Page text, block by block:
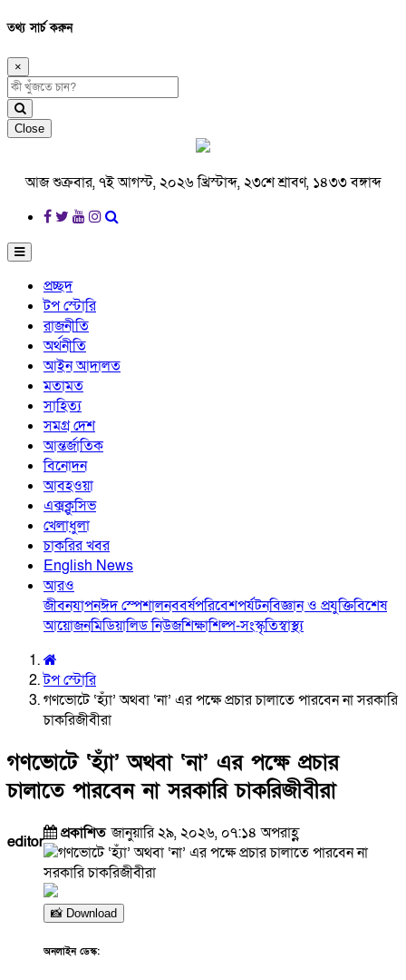
তথ্য সার্চ করুন
×
Close
আজ শুক্রবার, ৭ই আগস্ট, ২০২৬ খ্রিস্টাব্দ, ২৩শে শ্রাবণ, ১৪৩৩ বঙ্গাব্দ
প্রচ্ছদ
টপ স্টোরি
রাজনীতি
অর্থনীতি
আইন আদালত
মতামত
সাহিত্য
সমগ্র দেশ
আন্তর্জাতিক
বিনোদন
আবহওয়া
এক্সক্লুসিভ
খেলাধুলা
চাকরির খবর
English News
আরও
জীবনযাপনঈদ স্পেশালনববর্ষপরিবেশপর্যটনবিজ্ঞান ও প্রযুক্তিবিশেষ
আয়োজনমিডিয়ালিড নিউজশিক্ষাশিল্প-সংস্কৃতিস্বাস্থ্য
টপ স্টোরি
গণভোটে ‘হ্যাঁ’ অথবা ‘না’ এর পক্ষে প্রচার চালাতে পারবেন না সরকারি
চাকরিজীবীরা
গণভোটে ‘হ্যাঁ’ অথবা ‘না’ এর পক্ষে প্রচার
চালাতে পারবেন না সরকারি চাকরিজীবীরা
editor প্রকাশিতজানুয়ারি ২৯, ২০২৬, ০৭:১৪ অপরাহ্ণ
📸 Download
অনলাইন ডেস্ক: